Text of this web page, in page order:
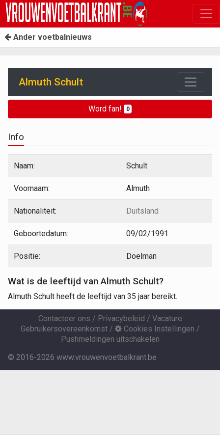
Ander voetbalnieuws
Almuth Schult
Word fan! 0
Info
Naam: Schult
Voornaam: Almuth
Nationaliteit: Duitsland
Geboortedatum: 09/02/1991
Positie: Doelman
Wat is de leeftijd van Almuth Schult?
Almuth Schult heeft de leeftijd van 35 jaar bereikt.
Contacteer ons / Privacybeleid / Vacature
Gebruikersovereenkomst/ Cookies Instellingen /
Pushmeldingen uitschakelen
© 2016-2026 www.vrouwenvoetbalkrant.be